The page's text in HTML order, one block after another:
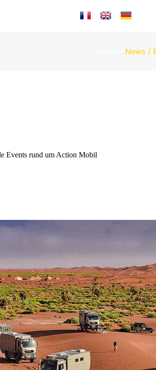
Sprache auswählen
News /
Events rund um Action Mobil